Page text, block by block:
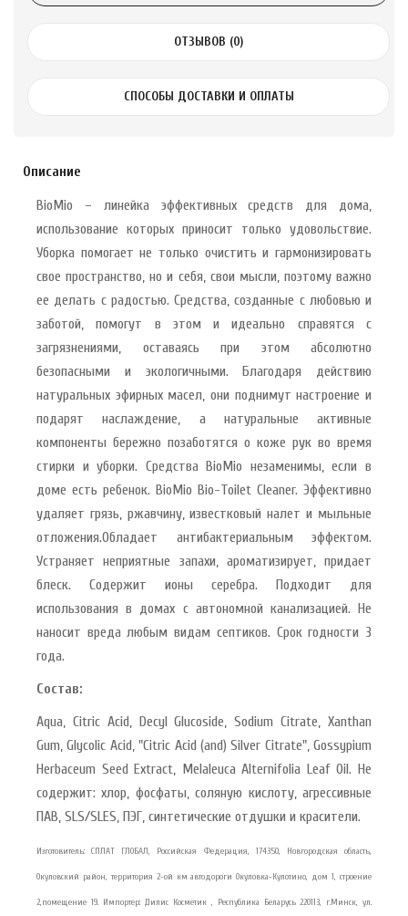
ОТЗЫВОВ (0)
СПОСОБЫ ДОСТАВКИ И ОПЛАТЫ
Описание
BioMio – линейка эффективных средств для дома,
использование которых приносит только удовольствие.
Уборка помогает не только очистить и гармонизировать
свое пространство, но и себя, свои мысли, поэтому важно
ее делать с радостью. Средства, созданные с любовью и
заботой, помогут в этом и идеально справятся с
загрязнениями, оставаясь при этом абсолютно
безопасными и экологичными. Благодаря действию
натуральных эфирных масел, они поднимут настроение и
подарят наслаждение, а натуральные активные
компоненты бережно позаботятся о коже рук во время
стирки и уборки. Средства BioMio незаменимы, если в
доме есть ребенок. BioMio Bio-Toilet Cleaner. Эффективно
удаляет грязь, ржавчину, известковый налет и мыльные
отложения.Обладает антибактериальным эффектом.
Устраняет неприятные запахи, ароматизирует, придает
блеск. Содержит ионы серебра. Подходит для
использования в домах с автономной канализацией. Не
наносит вреда любым видам септиков. Срок годности 3
года.
Состав:
Aqua, Citric Acid, Decyl Glucoside, Sodium Citrate, Xanthan
Gum, Glycolic Acid, "Citric Acid (and) Silver Citrate", Gossypium
Herbaceum Seed Extract, Melaleuca Alternifolia Leaf Oil. Не
содержит: хлор, фосфаты, соляную кислоту, агрессивные
ПАВ, SLS/SLES, ПЭГ, синтетические отдушки и красители.
Изготовитель: СПЛАТ ГЛОБАЛ, Российская Федерация, 174350, Новгородская область,
Окуловский район, территория 2-ой км автодороги Окуловка-Кулотино, дом 1, строение
2,помещение 19. Импортер: Дилис Косметик , Республика Беларусь 220113, г.Минск, ул.